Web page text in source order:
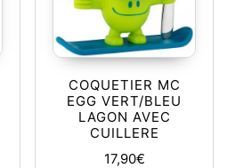
COQUETIER MC
EGG VERT/BLEU
LAGON AVEC
CUILLERE
17,90€